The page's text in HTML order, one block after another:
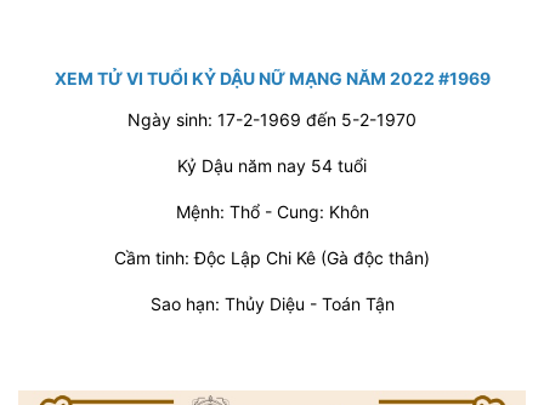
XEM TỬ VI TUỔI KỶ DẬU NỮ MẠNG NĂM 2022 #1969
Ngày sinh: 17-2-1969 đến 5-2-1970
Kỷ Dậu năm nay 54 tuổi
Mệnh: Thổ - Cung: Khôn
Cầm tinh: Độc Lập Chi Kê (Gà độc thân)
Sao hạn: Thủy Diệu - Toán Tận